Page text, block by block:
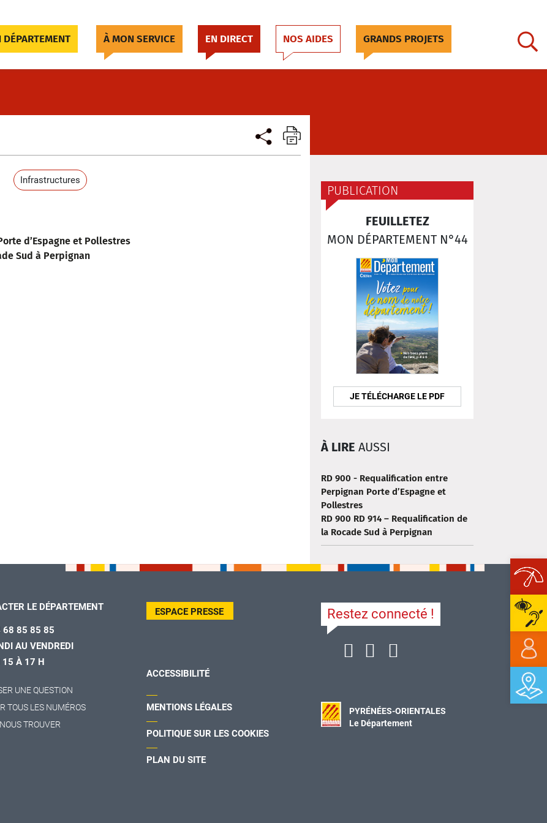
DÉPARTEMENT À MON SERVICE EN DIRECT NOS AIDES GRANDS PROJETS
Infrastructures
d’Espagne et Pollestres
Sud à Perpignan
PUBLICATION
FEUILLETEZ
MON DÉPARTEMENT N°44
JE TÉLÉCHARGE LE PDF
À LIRE AUSSI
RD 900 - Requalification entre
Perpignan Porte d’Espagne et
Pollestres
RD 900 RD 914 – Requalification de
la Rocade Sud à Perpignan
LE DÉPARTEMENT
68 85 85 85
AU VENDREDI
15 À 17 H
UNE QUESTION
TOUS LES NUMÉROS
TROUVER
ESPACE PRESSE
ACCESSIBILITÉ
MENTIONS LÉGALES
POLITIQUE SUR LES COOKIES
PLAN DU SITE
Restez connecté !
PYRÉNÉES-ORIENTALES
Le Département